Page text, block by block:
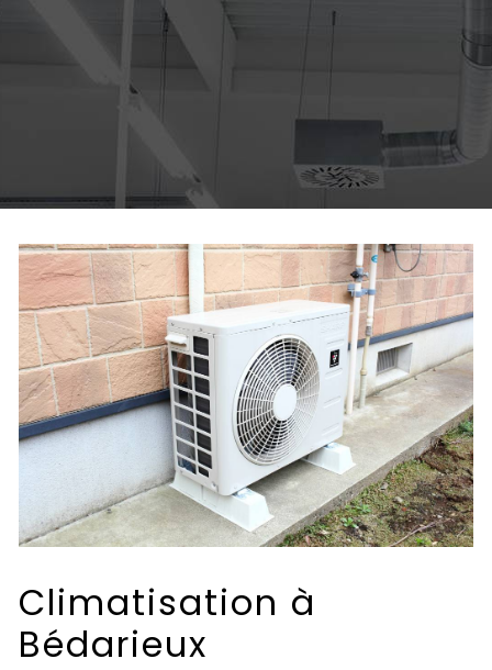
Climatisation à
Bédarieux